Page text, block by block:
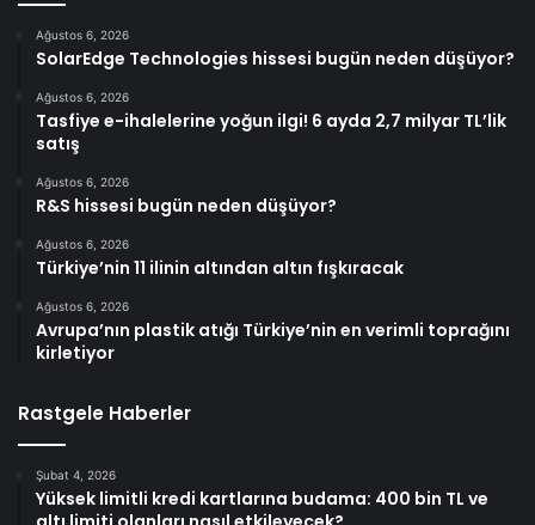
Ağustos 6, 2026
SolarEdge Technologies hissesi bugün neden düşüyor?
Ağustos 6, 2026
Tasfiye e-ihalelerine yoğun ilgi! 6 ayda 2,7 milyar TL’lik
satış
Ağustos 6, 2026
R&S hissesi bugün neden düşüyor?
Ağustos 6, 2026
Türkiye’nin 11 ilinin altından altın fışkıracak
Ağustos 6, 2026
Avrupa’nın plastik atığı Türkiye’nin en verimli toprağını
kirletiyor
Rastgele Haberler
Şubat 4, 2026
Yüksek limitli kredi kartlarına budama: 400 bin TL ve